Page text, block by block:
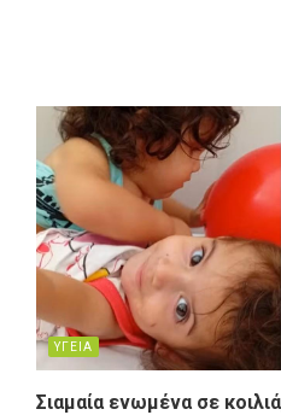
ΥΓΕΙΑ
Σιαμαία ενωμένα σε